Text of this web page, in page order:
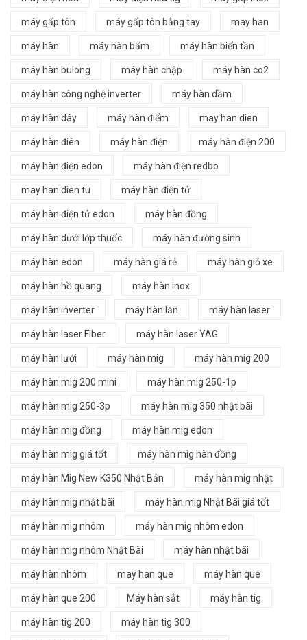
máy gấp tôn máy gấp tôn bằng tay may han
máy hàn máy hàn bấm máy hàn biến tần
máy hàn bulong máy hàn chập máy hàn co2
máy hàn công nghệ inverter máy hàn dầm
máy hàn dây máy hàn điểm may han dien
máy hàn điên máy hàn điện máy hàn điện 200
máy hàn điện edon máy hàn điện redbo
may han dien tu máy hàn điện tử
máy hàn điện tử edon máy hàn đồng
máy hàn dưới lớp thuốc máy hàn đường sinh
máy hàn edon máy hàn giá rẻ máy hàn giỏ xe
máy hàn hồ quang máy hàn inox
máy hàn inverter máy hàn lăn máy hàn laser
máy hàn laser Fiber máy hàn laser YAG
máy hàn lưới máy hàn mig máy hàn mig 200
máy hàn mig 200 mini máy hàn mig 250-1p
máy hàn mig 250-3p máy hàn mig 350 nhật bãi
máy hàn mig đồng máy hàn mig edon
máy hàn mig giá tốt máy hàn mig hàn đồng
máy hàn Mig New K350 Nhật Bản máy hàn mig nhật
máy hàn mig nhật bãi máy hàn mig Nhật Bãi giá tốt
máy hàn mig nhôm máy hàn mig nhôm edon
máy hàn mig nhôm Nhật Bãi máy hàn nhật bãi
máy hàn nhôm may han que máy hàn que
máy hàn que 200 Máy hàn sắt máy hàn tig
máy hàn tig 200 máy hàn tig 300